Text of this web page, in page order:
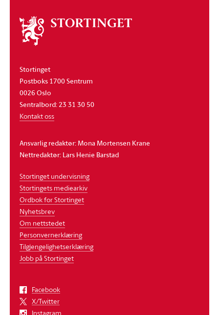
Om
stortinget
Stortinget
Postboks 1700 Sentrum
0026 Oslo
Sentralbord: 23 31 30 50
Kontakt oss
Ansvarlig redaktør: Mona Mortensen Krane
Nettredaktør: Lars Henie Barstad
Stortinget undervisning
Stortingets mediearkiv
Ordbok for Stortinget
Nyhetsbrev
Om nettstedet
Personvernerklæring
Tilgjengelighetserklæring
Jobb på Stortinget
Facebook
X/Twitter
Instagram